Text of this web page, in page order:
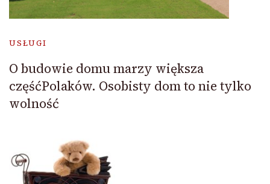
USŁUGI
O budowie domu marzy większa
częśćPolaków. Osobisty dom to nie tylko
wolność